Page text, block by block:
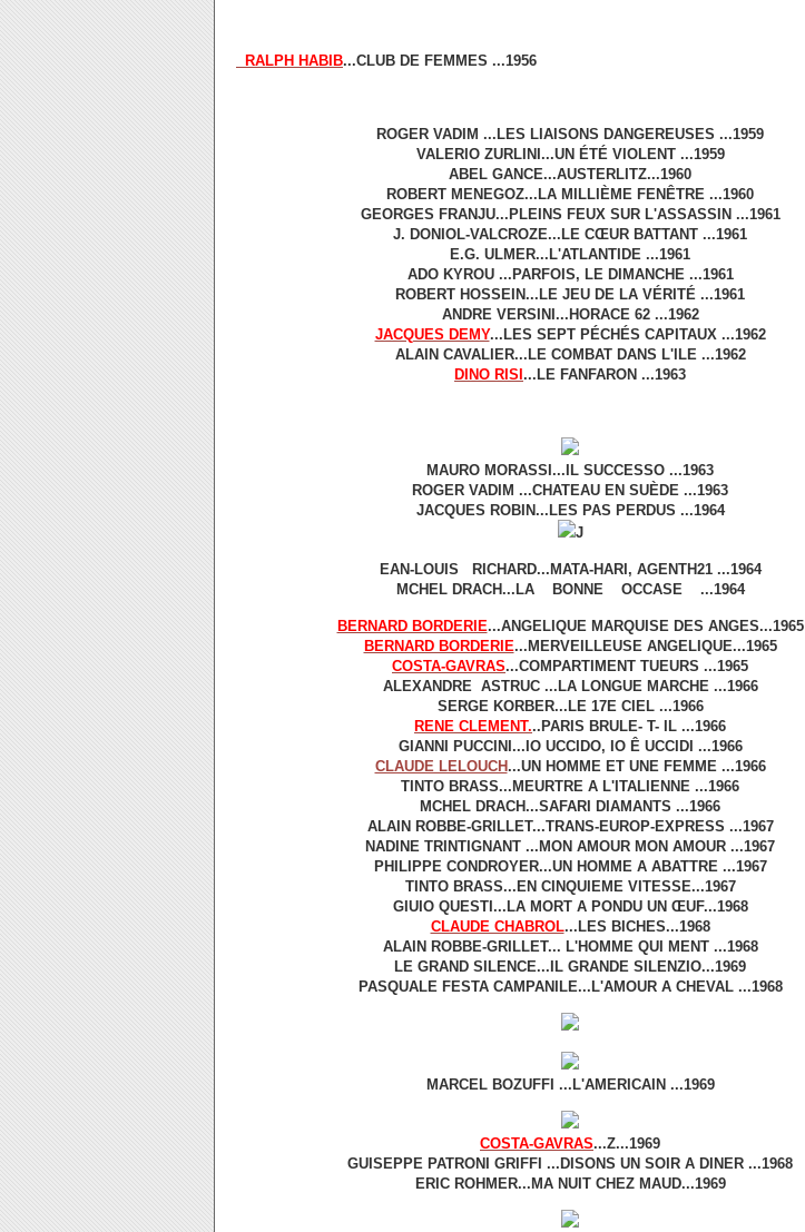
RALPH HABIB...CLUB DE FEMMES ...1956
ROGER VADIM ...LES LIAISONS DANGEREUSES ...1959
VALERIO ZURLINI...UN ÉTÉ VIOLENT ...1959
ABEL GANCE...AUSTERLITZ...1960
ROBERT MENEGOZ...LA MILLIÈME FE­NÊTRE ...1960
GEORGES FRANJU...PLEINS FEUX SUR L'ASSASSIN ...1961
J. DONIOL-VALCROZE...LE CŒUR BATTANT ...1961
E.G. ULMER...L'ATLANTIDE ...1961
ADO KYROU ...PAR­FOIS, LE DIMANCHE ...1961
ROBERT HOSSEIN...LE JEU DE LA VÉRITÉ ...1961
ANDRE VERSINI...HORACE 62 ...1962
JACQUES DEMY...LES SEPT PÉCHÉS CAPI­TAUX ...1962
ALAIN CAVALIER...LE COMBAT DANS L'ILE ...1962
DINO RISI ...LE FANFARON ...1963
MAURO MORASSI...IL SUCCESSO ...1963
ROGER VADIM ...CHA­TEAU EN SUÈDE ...1963
JACQUES ROBIN...LES PAS PERDUS ...1964
J
EAN-LOUIS RICHARD...MATA-HARI, AGENTH21 ...1964
MCHEL DRACH...LA BONNE OCCASE ...1964
BERNARD BORDERIE...ANGELIQUE MARQUISE DES ANGES...1965
BERNARD BORDERIE...MERVEILLEUSE ANGELIQUE...1965
COSTA-GAVRAS...COMPARTIMENT TUEURS ...1965
ALEXANDRE ASTRUC ...LA LONGUE MARCHE ...1966
SERGE KORBER...LE 17E CIEL ...1966
RENE CLEMENT...PARIS BRULE- T- IL ...1966
GIANNI PUCCINI...IO UCCIDO, IO Ê UCCIDI ...1966
CLAUDE LELOUCH...UN HOMME ET UNE FEMME ...1966
TINTO BRASS...MEURTRE A L'ITALIENNE ...1966
MCHEL DRACH...SAFARI DIAMANTS ...1966
ALAIN ROBBE-GRILLET...TRANS-EUROP-EXPRESS ...1967
NADINE TRINTIGNANT ...MON AMOUR MON AMOUR ...1967
PHILIPPE CONDROYER...UN HOMME A ABATTRE ...1967
TINTO BRASS...EN CINQUIEME VITESSE...1967
GIUIO QUESTI...LA MORT A PONDU UN ŒUF...1968
CLAUDE CHABROL...LES BICHES...1968
ALAIN ROBBE-GRILLET... L'HOMME QUI MENT ...1968
LE GRAND SILENCE...IL GRANDE SILENZIO...1969
PASQUALE FESTA CAMPANILE...L'AMOUR A CHEVAL ...1968
MARCEL BOZUFFI ...L'AMERICAIN ...1969
COSTA-GAVRAS...Z...1969
GUISEPPE PATRONI GRIFFI ...DISONS UN SOIR A DINER ...1968
ERIC ROHMER...MA NUIT CHEZ MAUD...1969